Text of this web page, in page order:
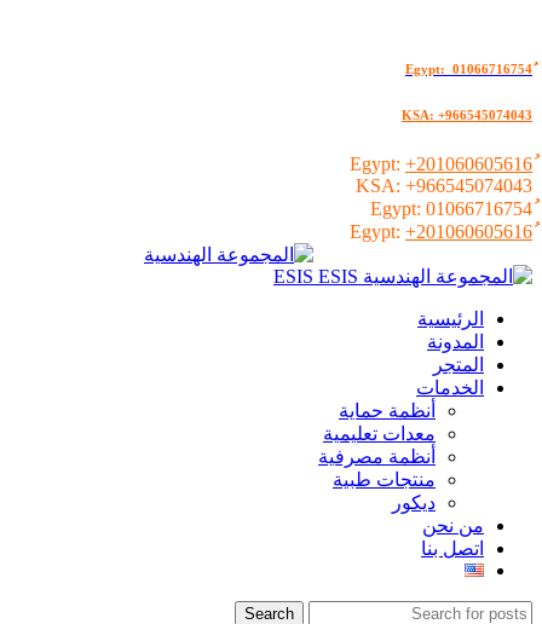
KSA: +966545074043
+201060605616
KSA: +966545074043
01066716754
+201060605616
الرئيسية
المدونة
المتجر
الخدمات
أنظمة حماية
معدات تعليمية
أنظمة مصرفية
منتجات طبية
ديكور
من نحن
اتصل بنا
Search